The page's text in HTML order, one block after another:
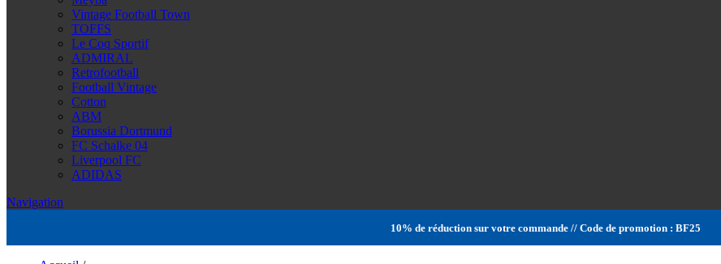
Vintage Football Town
TOFFS
Le Coq Sportif
ADMIRAL
Retrofootball
Football Vintage
Cotton
ABM
Borussia Dortmund
FC Schalke 04
Liverpool FC
ADIDAS
Navigation
10% de réduction sur votre commande // Code de promotion : BF25